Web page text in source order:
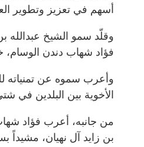
أسهم في تعزيز وتطوير
وقلّد سمو الشيخ عبدالله
فؤاد شهاب دندن الوسام،
وأعرب سموه عن تمنياته
الأخوية بين البلدين في
من جانبه، أعرب فؤاد
بن زايد آل نهيان، مشيداً